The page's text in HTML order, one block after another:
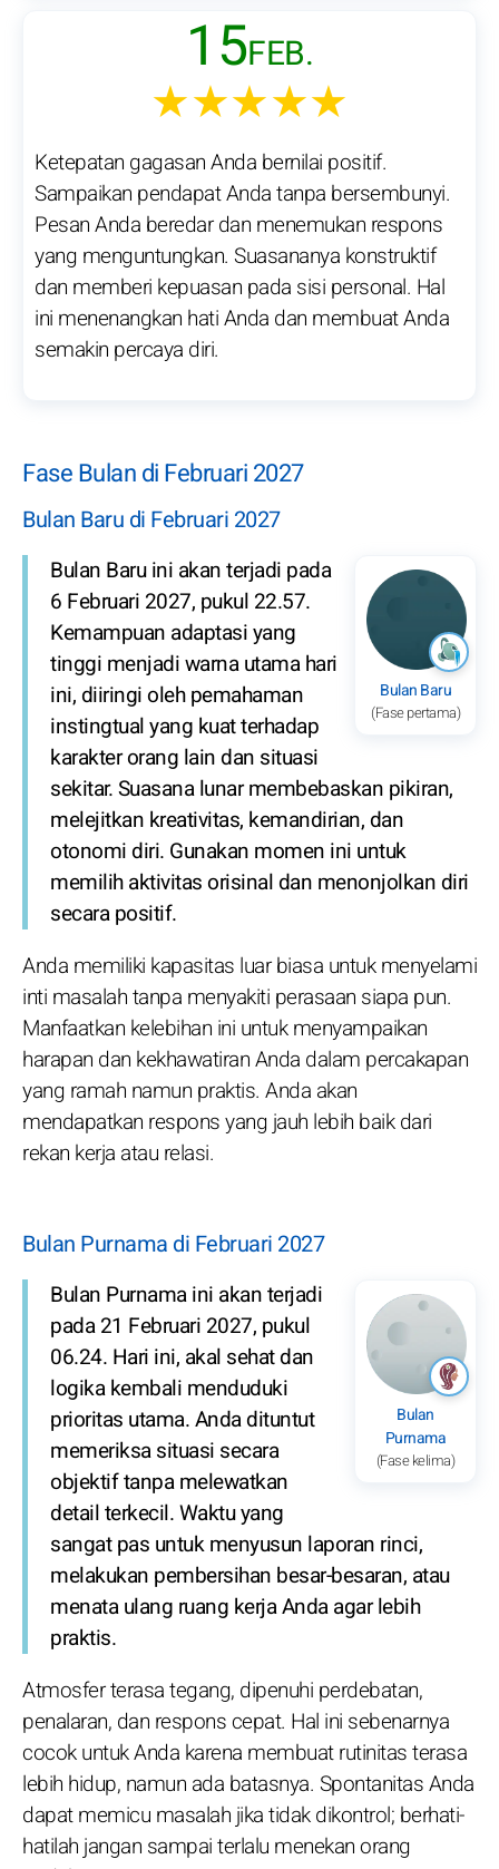
15FEB.
★★★★★
Ketepatan gagasan Anda bernilai positif.
Sampaikan pendapat Anda tanpa bersembunyi.
Pesan Anda beredar dan menemukan respons
yang menguntungkan. Suasananya konstruktif
dan memberi kepuasan pada sisi personal. Hal
ini menenangkan hati Anda dan membuat Anda
semakin percaya diri.
Fase Bulan di Februari 2027
Bulan Baru di Februari 2027
Bulan Baru
(Fase pertama)
Bulan Baru ini akan terjadi pada
6 Februari 2027, pukul 22.57.
Kemampuan adaptasi yang
tinggi menjadi warna utama hari
ini, diiringi oleh pemahaman
instingtual yang kuat terhadap
karakter orang lain dan situasi
sekitar. Suasana lunar membebaskan pikiran,
melejitkan kreativitas, kemandirian, dan
otonomi diri. Gunakan momen ini untuk
memilih aktivitas orisinal dan menonjolkan diri
secara positif.
Anda memiliki kapasitas luar biasa untuk menyelami
inti masalah tanpa menyakiti perasaan siapa pun.
Manfaatkan kelebihan ini untuk menyampaikan
harapan dan kekhawatiran Anda dalam percakapan
yang ramah namun praktis. Anda akan
mendapatkan respons yang jauh lebih baik dari
rekan kerja atau relasi.
Bulan Purnama di Februari 2027
Bulan
Purnama
(Fase kelima)
Bulan Purnama ini akan terjadi
pada 21 Februari 2027, pukul
06.24. Hari ini, akal sehat dan
logika kembali menduduki
prioritas utama. Anda dituntut
memeriksa situasi secara
objektif tanpa melewatkan
detail terkecil. Waktu yang
sangat pas untuk menyusun laporan rinci,
melakukan pembersihan besar-besaran, atau
menata ulang ruang kerja Anda agar lebih
praktis.
Atmosfer terasa tegang, dipenuhi perdebatan,
penalaran, dan respons cepat. Hal ini sebenarnya
cocok untuk Anda karena membuat rutinitas terasa
lebih hidup, namun ada batasnya. Spontanitas Anda
dapat memicu masalah jika tidak dikontrol; berhati-
hatilah jangan sampai terlalu menekan orang